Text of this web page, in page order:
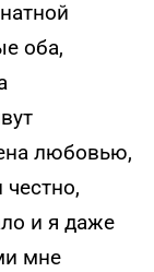
оба,
любовью,
и я даже
мне